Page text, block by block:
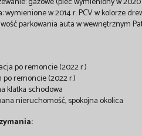
wymienione w 2014 r. PCV w kolorze
parkowania auta w wewnętrznym
po remoncie (2022 r.)
po remoncie (2022 r.)
klatka schodowa
nieruchomość, spokojna okolica